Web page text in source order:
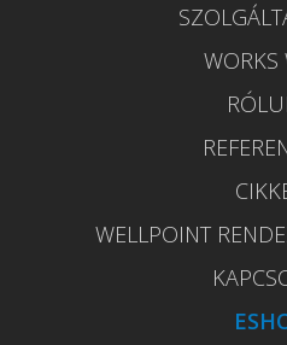
WORKS
WELLPOINT